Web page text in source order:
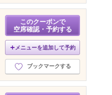
このクーポンで
空席確認・予約する
メニューを追加して予約
ブックマークする